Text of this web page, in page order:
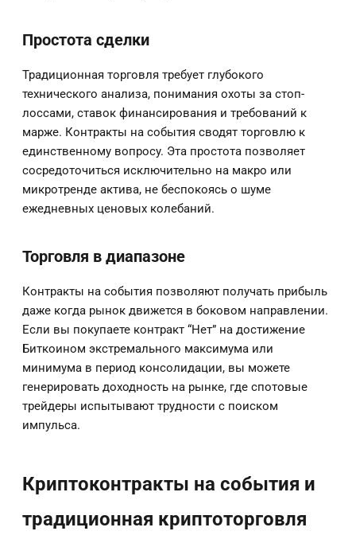
Простота сделки
Традиционная торговля требует глубокого
технического анализа, понимания охоты за стоп-
лоссами, ставок финансирования и требований к
марже. Контракты на события сводят торговлю к
единственному вопросу. Эта простота позволяет
сосредоточиться исключительно на макро или
микротренде актива, не беспокоясь о шуме
ежедневных ценовых колебаний.
Торговля в диапазоне
Контракты на события позволяют получать прибыль
даже когда рынок движется в боковом направлении.
Если вы покупаете контракт “Нет” на достижение
Биткоином экстремального максимума или
минимума в период консолидации, вы можете
генерировать доходность на рынке, где спотовые
трейдеры испытывают трудности с поиском
импульса.
Криптоконтракты на события и
традиционная криптоторговля